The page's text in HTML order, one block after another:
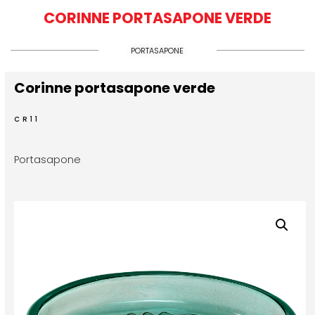
CORINNE PORTASAPONE VERDE
PORTASAPONE
Corinne portasapone verde
CR11
Portasapone